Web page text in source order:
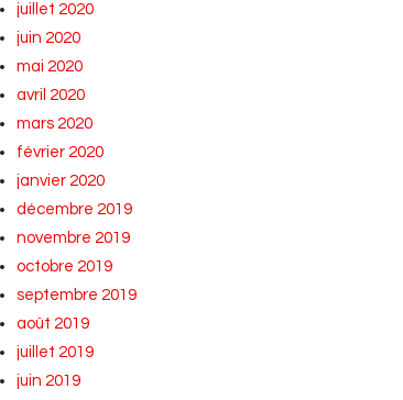
juillet 2020
juin 2020
mai 2020
avril 2020
mars 2020
février 2020
janvier 2020
décembre 2019
novembre 2019
octobre 2019
septembre 2019
août 2019
juillet 2019
juin 2019